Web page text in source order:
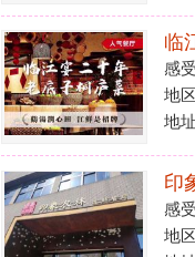
感受:0服
地区： 富
地址：杭
竹间·三
感受: 服
地区：余
地址：杭
桐湾大院
感受: 0 服